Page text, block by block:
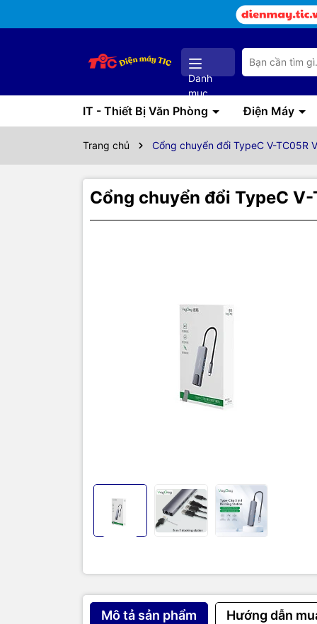
Danh
mục
IT - Thiết Bị Văn Phòng Điện Máy
Trang chủ Cổng chuyển đổi TypeC V-TC05R
Cổng chuyển đổi TypeC
Mô tả sản phẩm Hướng dẫn
nối
4K,
và 1
mà
cao.